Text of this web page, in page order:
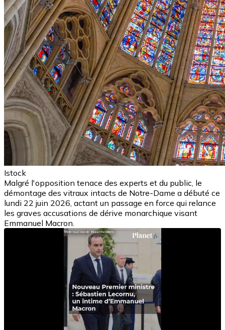
Istock
Malgré l'opposition tenace des experts et du public, le
démontage des vitraux intacts de Notre-Dame a débuté ce
lundi 22 juin 2026, actant un passage en force qui relance
les graves accusations de dérive monarchique visant
Emmanuel Macron.